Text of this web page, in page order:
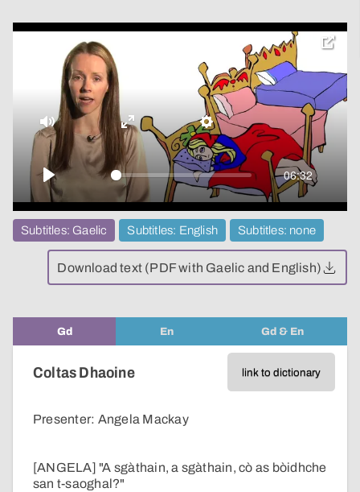
Play
06:32
Mute Settings
Enter
fullscreen
toggle
over
video
Subtitles: Gaelic Subtitles: English Subtitles: none
Download text (PDF with Gaelic and English)
Gd En Gd & En
link to dictionary
Coltas Dhaoine
Presenter: Angela Mackay
[ANGELA] "A sgàthain, a sgàthain, cò as bòidhche
san t-saoghal?"